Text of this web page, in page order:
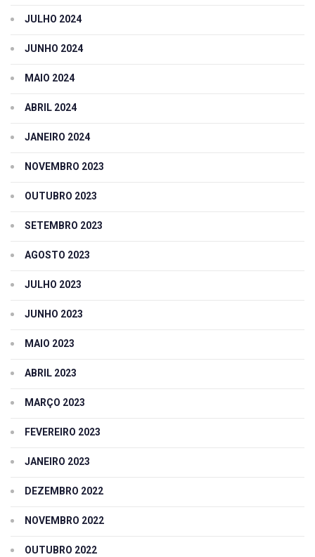
JULHO 2024
JUNHO 2024
MAIO 2024
ABRIL 2024
JANEIRO 2024
NOVEMBRO 2023
OUTUBRO 2023
SETEMBRO 2023
AGOSTO 2023
JULHO 2023
JUNHO 2023
MAIO 2023
ABRIL 2023
MARÇO 2023
FEVEREIRO 2023
JANEIRO 2023
DEZEMBRO 2022
NOVEMBRO 2022
OUTUBRO 2022